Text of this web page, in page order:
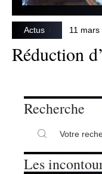
Actus 11 mars
Réduction
Recherche
Les